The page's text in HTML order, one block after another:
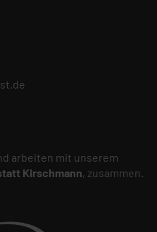
arbeiten mit unserem
Kirschmann, zusammen.